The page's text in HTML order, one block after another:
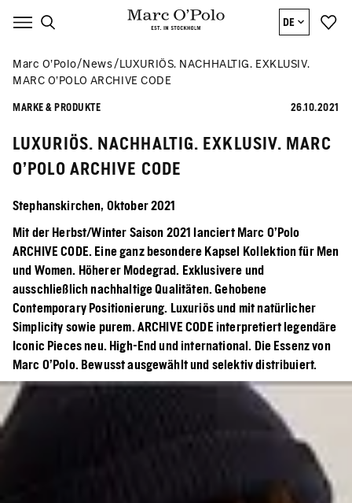
DE
Marc O’Polo News
LUXURIÖS. NACHHALTIG. EXKLUSIV.
MARC O’POLO ARCHIVE CODE
MARKE & PRODUKTE 26.10.2021
LUXURIÖS. NACHHALTIG. EXKLUSIV. MARC
O’POLO ARCHIVE CODE
Stephanskirchen, Oktober 2021
Mit der Herbst/Winter Saison 2021 lanciert Marc O’Polo
ARCHIVE CODE. Eine ganz besondere Kapsel Kollektion für Men
und Women. Höherer Modegrad. Exklusivere und
ausschließlich nachhaltige Qualitäten. Gehobene
Contemporary Positionierung. Luxuriös und mit natürlicher
Simplicity sowie purem. ARCHIVE CODE interpretiert legendäre
Iconic Pieces neu. High-End und international. Die Essenz von
Marc O’Polo. Bewusst ausgewählt und selektiv distribuiert.